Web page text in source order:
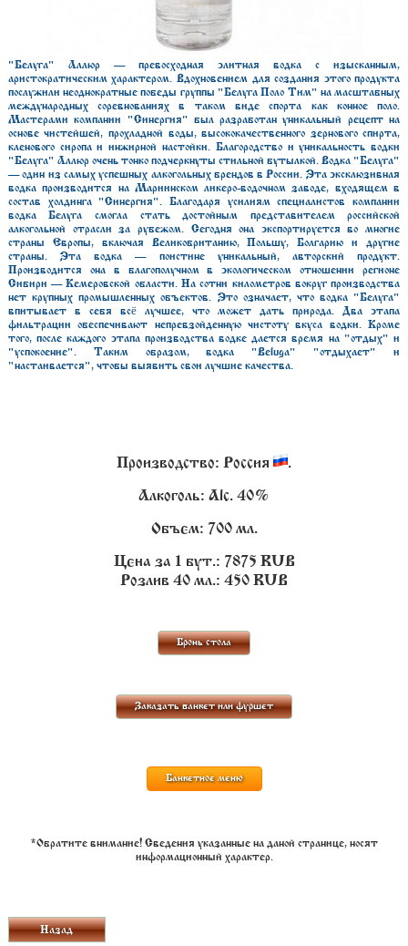
"Белуга" Аллюр — превосходная элитная водка с изысканным,
аристократическим характером. Вдохновением для создания этого продукта
послужили неоднократные победы группы "Белуга Поло Тим" на масштабных
международных соревнованиях в таком виде спорта как конное поло.
Мастерами компании "Синергия" был разработан уникальный рецепт на
основе чистейшей, прохладной воды, высококачественного зернового спирта,
кленового сиропа и инжирной настойки. Благородство и уникальность водки
"Белуга" Аллюр очень тонко подчеркнуты стильной бутылкой. Водка "Белуга"
— один из самых успешных алкогольных брендов в России. Эта эксклюзивная
водка производится на Мариинском ликеро-водочном заводе, входящем в
состав холдинга "Синергия". Благодаря усилиям специалистов компании
водка Белуга смогла стать достойным представителем российской
алкогольной отрасли за рубежом. Сегодня она экспортируется во многие
страны Европы, включая Великобританию, Польшу, Болгарию и другие
страны. Эта водка — поистине уникальный, авторский продукт.
Производится она в благополучном в экологическом отношении регионе
Сибири — Кемеровской области. На сотни километров вокруг производства
нет крупных промышленных объектов. Это означает, что водка "Белуга"
впитывает в себя всё лучшее, что может дать природа. Два этапа
фильтрации обеспечивают непревзойденную чистоту вкуса водки. Кроме
того, после каждого этапа производства водке дается время на "отдых" и
"успокоение". Таким образом, водка "Beluga" "отдыхает" и
"настаивается", чтобы выявить свои лучшие качества.
Производство: Россия .
Алкоголь: Alc. 40%
Объем: 700 мл.
Цена за 1 бут.: 7875 RUB
Розлив 40 мл.: 450 RUB
Бронь стола
Заказать банкет или фуршет
Банкетное меню
*Обратите внимание! Сведения указанные на даной странице, носят
информационный характер.
Назад